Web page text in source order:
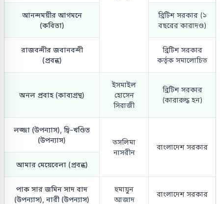
আনন্দময়ীর আগমনে
(কবিতা)
ব্রিটিশ সরকার (১
বছরের কারাদণ্ড)
রাজবন্দীর জবানবন্দী
(প্রবন্ধ)
ব্রিটিশ সরকার
কর্তৃক সমালোচিত
অনল প্রবাহ (কাব্যগ্রন্থ)
ইসমাইল
হোসেন
সিরাজী
ব্রিটিশ সরকার
(কারারুদ্ধ হন)
লজ্জা (উপন্যাস), দ্বি-খণ্ডিত
(উপন্যাস)
তসলিমা
নাসরীন
বাংলাদেশ সরকার
আমার মেয়েবেলা (প্রবন্ধ)
পাক সার জমিন সাদ বাদ
(উপন্যাস), নারী (উপন্যাস)
হুমায়ুন
আজাদ
বাংলাদেশ সরকার